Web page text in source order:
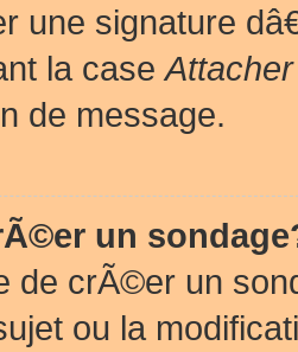
une signature
la case
de message.
un
de crÃ©er un
ou la